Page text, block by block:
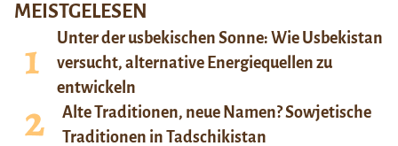
MEISTGELESEN
Unter der usbekischen Sonne: Wie Usbekistan
versucht, alternative Energiequellen zu
entwickeln
Alte Traditionen, neue Namen? Sowjetische
Traditionen in Tadschikistan